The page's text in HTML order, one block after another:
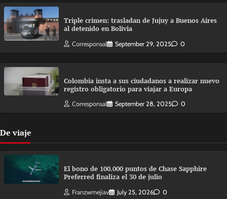
Triple crimen: trasladan de Jujuy a Buenos Aires
al detenido en Bolivia
Corresponsal September 29, 2025 0
Colombia insta a sus ciudadanos a realizar nuevo
registro obligatorio para viajar a Europa
Corresponsal September 28, 2025 0
De viaje
El bono de 100.000 puntos de Chase Sapphire
Preferred finaliza el 30 de julio
Franzwmejiav July 25, 2026 0